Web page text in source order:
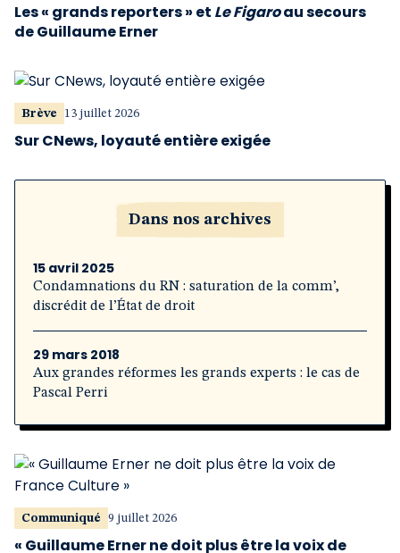
Les « grands reporters » et Le Figaroau secours
de Guillaume Erner
Brève 13 juillet 2026
Sur CNews, loyauté entière exigée
Dans nos archives
15 avril 2025
Condamnations du RN : saturation de la comm’,
discrédit de l’État de droit
29 mars 2018
Aux grandes réformes les grands experts : le cas de
Pascal Perri
Communiqué 9 juillet 2026
« Guillaume Erner ne doit plus être la voix de